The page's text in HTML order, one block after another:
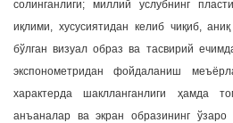
солинганлиги; миллий услубнинг
иқлими, хусусиятидан келиб чиқиб,
бўлган визуал образ ва тасвирий
экспонометридан фойдаланиш
характерда шаклланганлиги ҳамда
анъаналар ва экран образининг ўзаро